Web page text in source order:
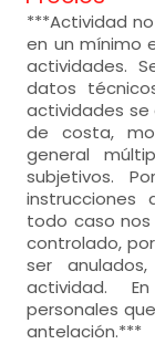
***Actividad
en un mínimo
actividades.
datos
actividades se
de costa,
general
subjetivos.
instrucciones
todo caso
controlado,
ser
actividad.
personales
antelación.***